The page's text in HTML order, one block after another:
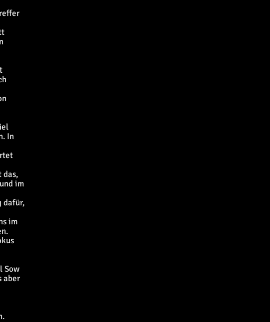
In
das,
im
dafür,
im
Sow
aber